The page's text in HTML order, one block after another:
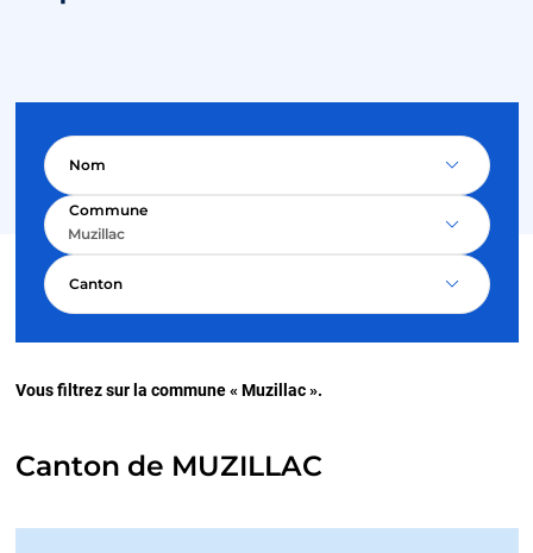
Nom
Commune
Muzillac
Canton
Vous filtrez sur la commune « Muzillac ».
Canton de MUZILLAC